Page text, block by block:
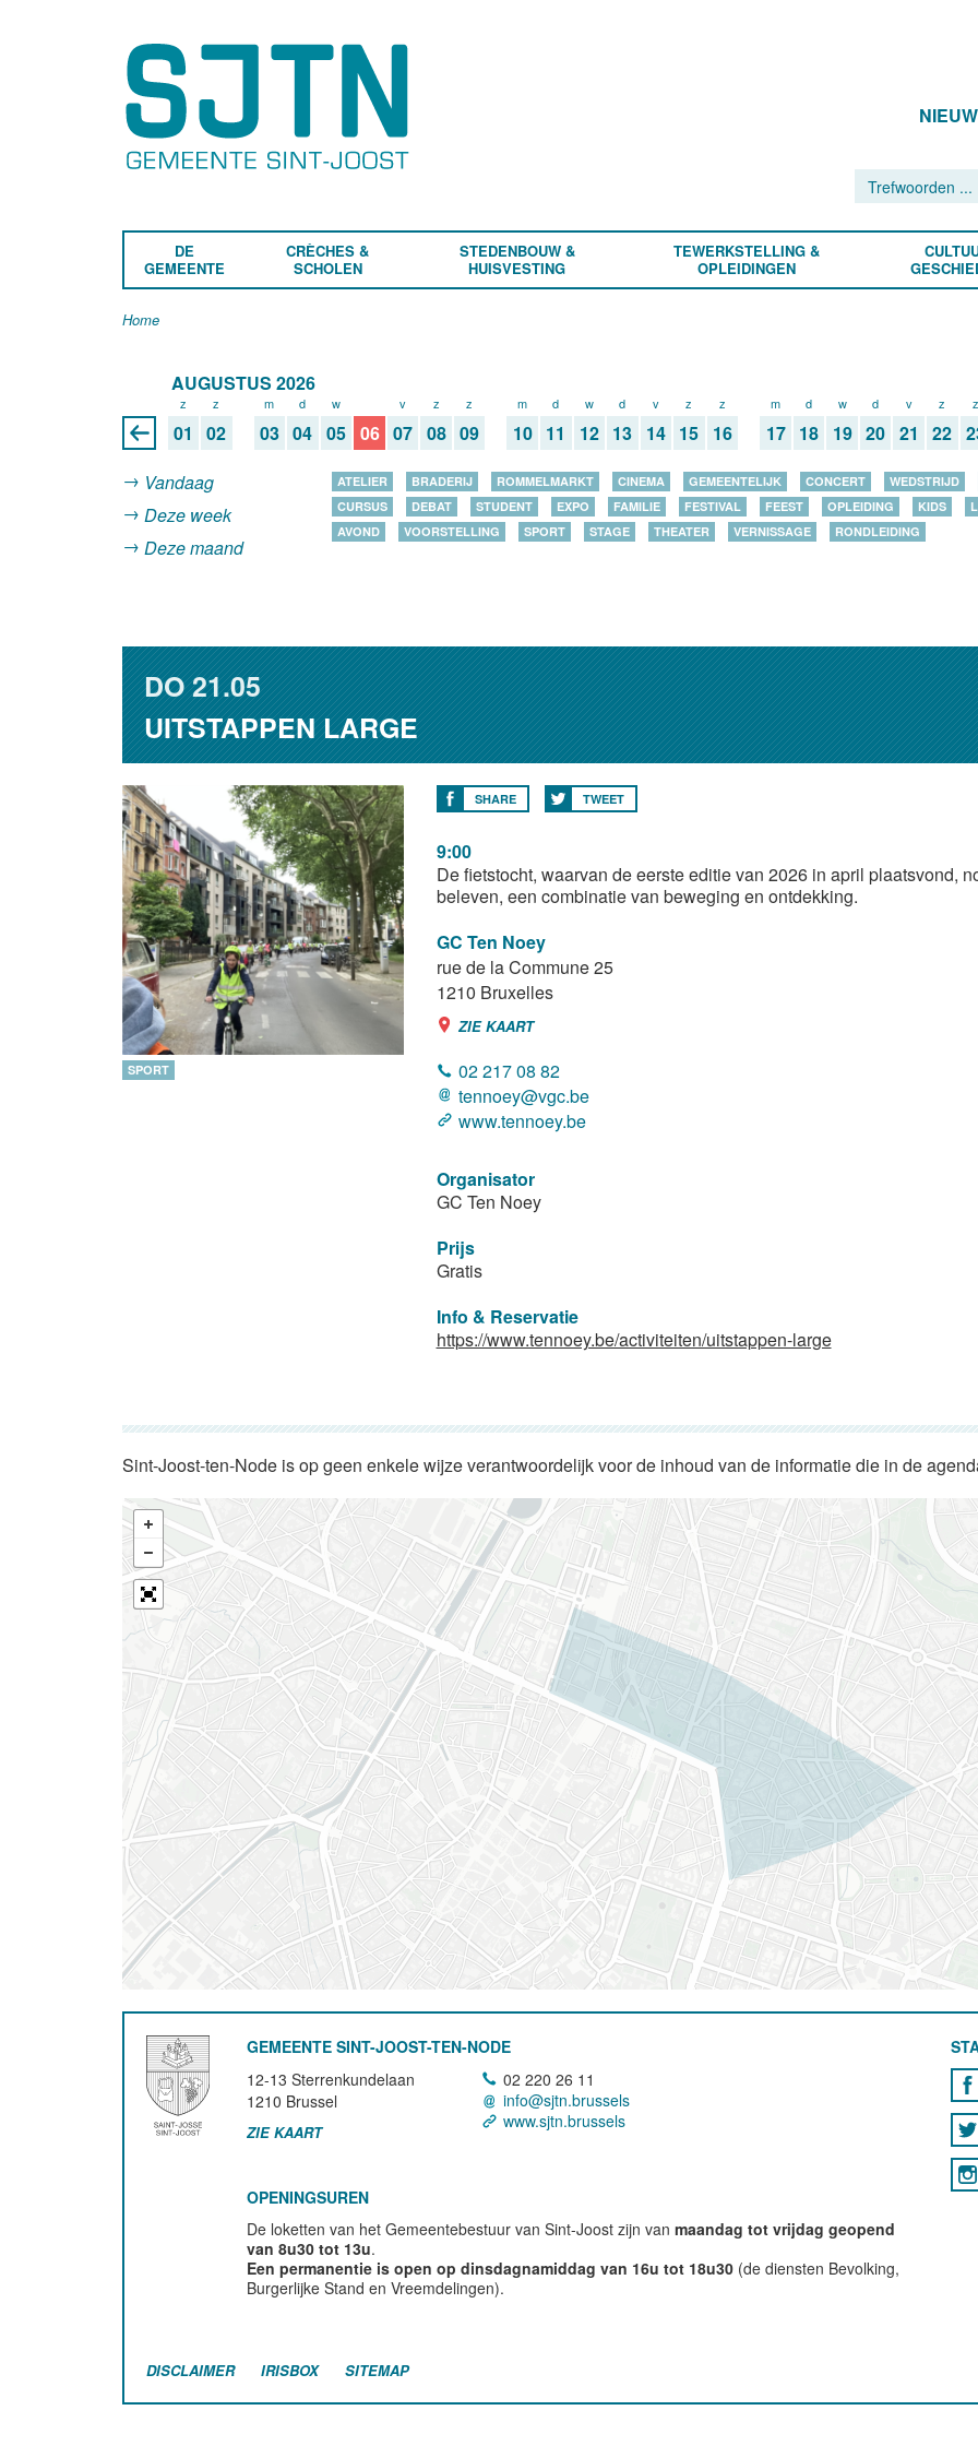
DE
GEMEENTE
CRÈCHES &
SCHOLEN
STEDENBOUW &
HUISVESTING
TEWERKSTELLING &
OPLEIDINGEN
Home
AUGUSTUS 2026
z
01
z
02
m
03
d
04
w
05 06
v
07
z
08
z
09
m
10
d
11
w
12
d
13
v
14
z
15
z
16
m
17
d
18
w
19
d
20
v
21
z
22
z
Vandaag
Deze week
Deze maand
ATELIER BRADERIJ ROMMELMARKT CINEMA GEMEENTELIJK CONCERT WEDSTRIJD
CURSUS
DEBAT STUDENT EXPO FAMILIE FESTIVAL FEEST OPLEIDING KIDS
AVOND
VOORSTELLING SPORT STAGE THEATER VERNISSAGE RONDLEIDING
DO21.05
UITSTAPPEN LARGE
SPORT
SHARE TWEET
9:00
De fietstocht, waarvan de eerste editie van 2026 in april plaatsvond,
beleven, een combinatie van beweging en ontdekking.
GC Ten Noey
rue de la Commune 25
1210 Bruxelles
ZIE KAART
02 217 08 82
tennoey@vgc.be
www.tennoey.be
Organisator
GC Ten Noey
Prijs
Gratis
Info & Reservatie
https://www.tennoey.be/activiteiten/uitstappen-large
Sint-Joost-ten-Node is op geen enkele wijze verantwoordelijk voor de inhoud van de informatie die in de
GEMEENTE SINT-JOOST-TEN-NODE
12-13 Sterrenkundelaan
1210 Brussel
ZIE KAART
02 220 26 11
info@sjtn.brussels
www.sjtn.brussels
OPENINGSUREN
De loketten van het Gemeentebestuur van Sint-Joost zijn vanmaandag tot vrijdag geopend
van 8u30 tot 13u.
Een permanentie is open op dinsdagnamiddag van 16u tot 18u30 (de diensten Bevolking,
Burgerlijke Stand en Vreemdelingen).
DISCLAIMER IRISBOX SITEMAP